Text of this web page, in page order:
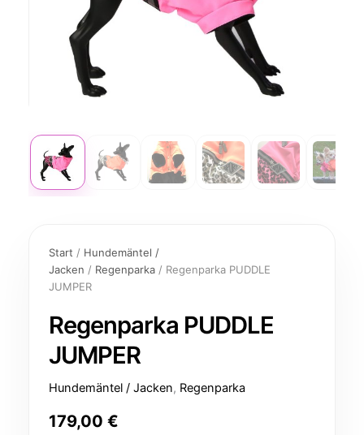
Start / Hundemäntel /
Jacken / Regenparka / Regenparka PUDDLE
JUMPER
Regenparka PUDDLE
JUMPER
Hundemäntel / Jacken, Regenparka
179,00 €
PUDDLE
JUMPER
Menge